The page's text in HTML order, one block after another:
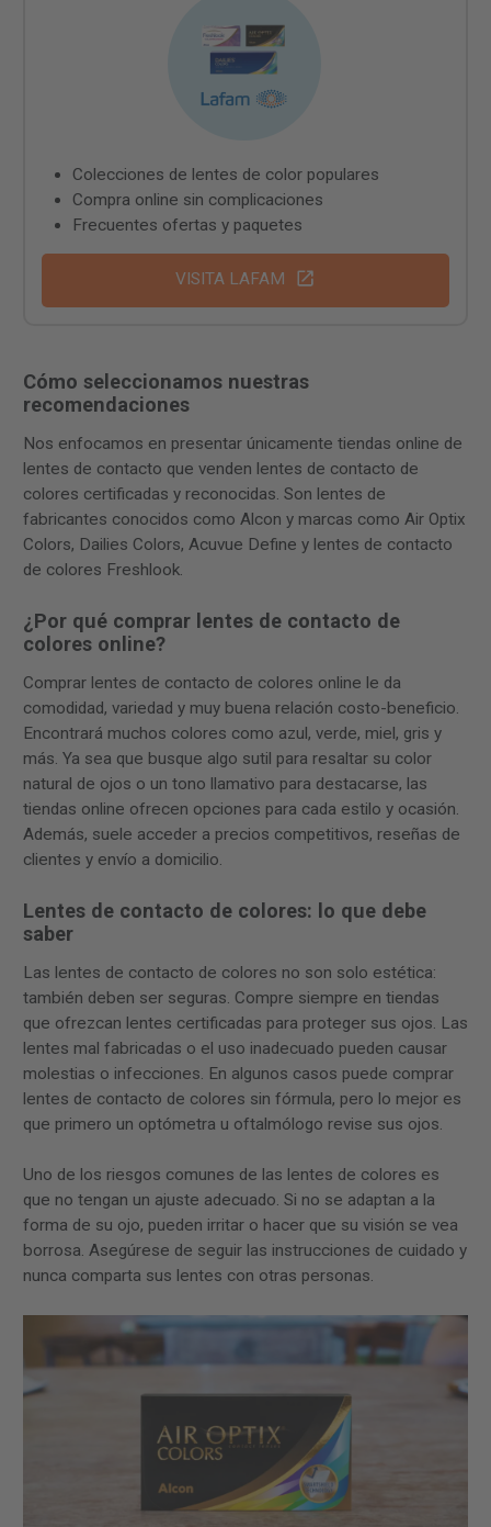
Colecciones de lentes de color populares
Compra online sin complicaciones
Frecuentes ofertas y paquetes
VISITA LAFAM
Cómo seleccionamos nuestras
recomendaciones
Nos enfocamos en presentar únicamente tiendas online de
lentes de contacto que venden lentes de contacto de
colores certificadas y reconocidas. Son lentes de
fabricantes conocidos como Alcon y marcas como Air Optix
Colors, Dailies Colors, Acuvue Define y lentes de contacto
de colores Freshlook.
¿Por qué comprar lentes de contacto de
colores online?
Comprar lentes de contacto de colores online le da
comodidad, variedad y muy buena relación costo-beneficio.
Encontrará muchos colores como azul, verde, miel, gris y
más. Ya sea que busque algo sutil para resaltar su color
natural de ojos o un tono llamativo para destacarse, las
tiendas online ofrecen opciones para cada estilo y ocasión.
Además, suele acceder a precios competitivos, reseñas de
clientes y envío a domicilio.
Lentes de contacto de colores: lo que debe
saber
Las lentes de contacto de colores no son solo estética:
también deben ser seguras. Compre siempre en tiendas
que ofrezcan lentes certificadas para proteger sus ojos. Las
lentes mal fabricadas o el uso inadecuado pueden causar
molestias o infecciones. En algunos casos puede comprar
lentes de contacto de colores sin fórmula, pero lo mejor es
que primero un optómetra u oftalmólogo revise sus ojos.
Uno de los riesgos comunes de las lentes de colores es
que no tengan un ajuste adecuado. Si no se adaptan a la
forma de su ojo, pueden irritar o hacer que su visión se vea
borrosa. Asegúrese de seguir las instrucciones de cuidado y
nunca comparta sus lentes con otras personas.